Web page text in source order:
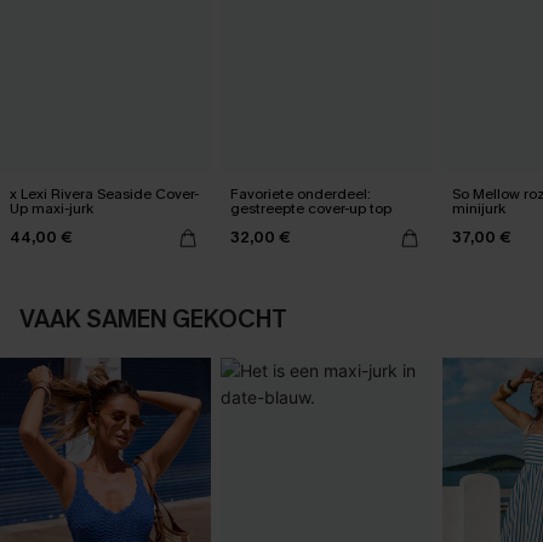
x Lexi Rivera Seaside Cover-
Up maxi-jurk
44,00 €
Favoriete onderdeel:
gestreepte cover-up top
32,00 €
So Mellow
minijurk
37,00 €
VAAK SAMEN GEKOCHT